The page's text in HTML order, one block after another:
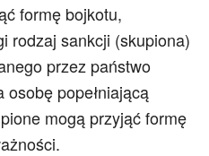
formę bojkotu,
rodzaj sankcji (skupiona)
przez państwo
osobę popełniającą
mogą przyjąć formę